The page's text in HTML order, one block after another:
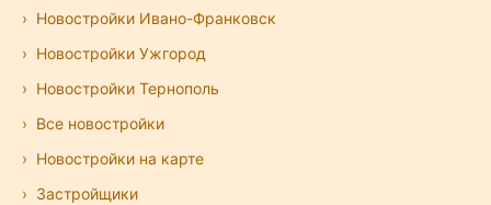
Новостройки Ивано-Франковск
Новостройки Ужгород
Новостройки Тернополь
Все новостройки
Новостройки на карте
Застройщики